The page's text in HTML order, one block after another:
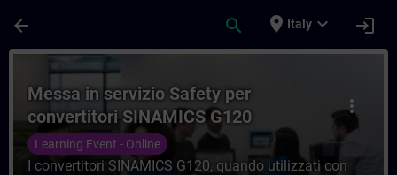
arrow_back search place Italy expand_more login
Corso - Messa in servizio Safety per
more_vert
Messa in servizio Safety per
convertitori SINAMICS G120
Learning Event - Online
I convertitori SINAMICS G120, quando utilizzati con